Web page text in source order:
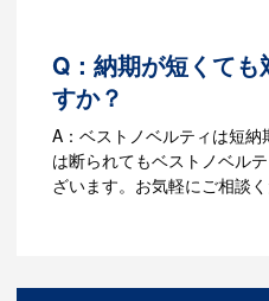
Q：納期が短くても
すか？
A：ベストノベルティは短
は断られてもベストノベル
ざいます。お気軽にご相談く